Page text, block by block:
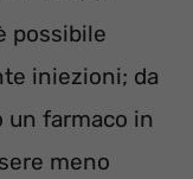
possibile
iniezioni; da
un farmaco in
meno